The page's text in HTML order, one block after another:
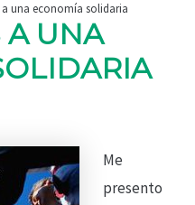
una economía solidaria
A UNA
Me
presento